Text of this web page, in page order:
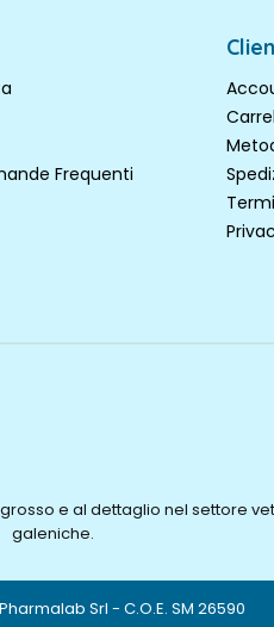
Frequenti
e al dettaglio nel settore
galeniche.
Srl - C.O.E. SM 26590